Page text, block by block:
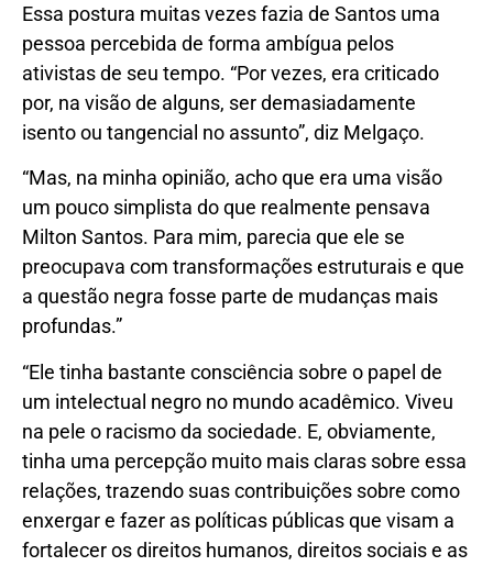
Essa postura muitas vezes fazia de Santos uma
pessoa percebida de forma ambígua pelos
ativistas de seu tempo. “Por vezes, era criticado
por, na visão de alguns, ser demasiadamente
isento ou tangencial no assunto”, diz Melgaço.
“Mas, na minha opinião, acho que era uma visão
um pouco simplista do que realmente pensava
Milton Santos. Para mim, parecia que ele se
preocupava com transformações estruturais e que
a questão negra fosse parte de mudanças mais
profundas.”
“Ele tinha bastante consciência sobre o papel de
um intelectual negro no mundo acadêmico. Viveu
na pele o racismo da sociedade. E, obviamente,
tinha uma percepção muito mais claras sobre essa
relações, trazendo suas contribuições sobre como
enxergar e fazer as políticas públicas que visam a
fortalecer os direitos humanos, direitos sociais e as